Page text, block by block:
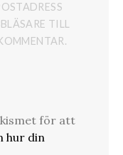
TILL
för att
hur din